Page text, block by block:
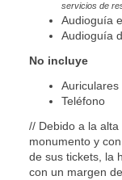
servicios de
Audioguía
Audioguía
No incluye
Auriculares
Teléfono
// Debido a la
monumento y
de sus tickets, la
con un margen